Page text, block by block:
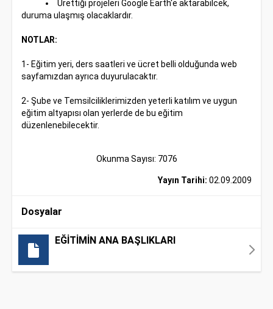
Ürettiği projeleri Google Earth‘e aktarabilcek,
duruma ulaşmış olacaklardır.
NOTLAR:
1- Eğitim yeri, ders saatleri ve ücret belli olduğunda web
sayfamızdan ayrıca duyurulacaktır.
2- Şube ve Temsilciliklerimizden yeterli katılım ve uygun
eğitim altyapısı olan yerlerde de bu eğitim
düzenlenebilecektir.
Okunma Sayısı: 7076
Yayın Tarihi: 02.09.2009
Dosyalar
EĞİTİMİN ANA BAŞLIKLARI